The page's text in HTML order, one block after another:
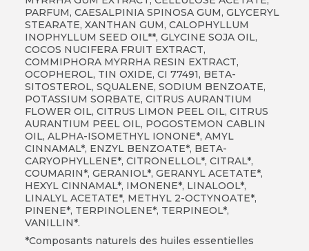
PARFUM, CAESALPINIA SPINOSA GUM, GLYCERYL
STEARATE, XANTHAN GUM, CALOPHYLLUM
INOPHYLLUM SEED OIL**, GLYCINE SOJA OIL,
COCOS NUCIFERA FRUIT EXTRACT,
COMMIPHORA MYRRHA RESIN EXTRACT,
OCOPHEROL, TIN OXIDE, CI 77491, BETA-
SITOSTEROL, SQUALENE, SODIUM BENZOATE,
POTASSIUM SORBATE, CITRUS AURANTIUM
FLOWER OIL, CITRUS LIMON PEEL OIL, CITRUS
AURANTIUM PEEL OIL, POGOSTEMON CABLIN
OIL, ALPHA-ISOMETHYL IONONE*, AMYL
CINNAMAL*, ENZYL BENZOATE*, BETA-
CARYOPHYLLENE*, CITRONELLOL*, CITRAL*,
COUMARIN*, GERANIOL*, GERANYL ACETATE*,
HEXYL CINNAMAL*, IMONENE*, LINALOOL*,
LINALYL ACETATE*, METHYL 2-OCTYNOATE*,
PINENE*, TERPINOLENE*, TERPINEOL*,
VANILLIN*.
*Composants naturels des huiles essentielles